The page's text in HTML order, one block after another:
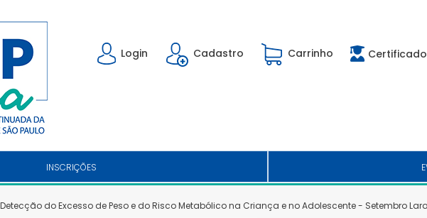
Login Cadastro Carrinho Certificado
INSCRIÇÕES
Detecção do Excesso de Peso e do Risco Metabólico na Criança e no Adolescente - Setembro